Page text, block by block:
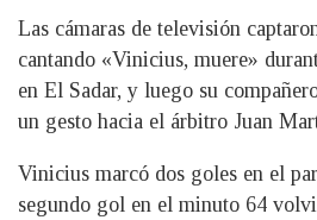
Las cámaras de televisión
cantando «Vinicius, muere»
en El Sadar, y luego su
un gesto hacia el árbitro Juan
Vinicius marcó dos goles en el
segundo gol en el minuto 64